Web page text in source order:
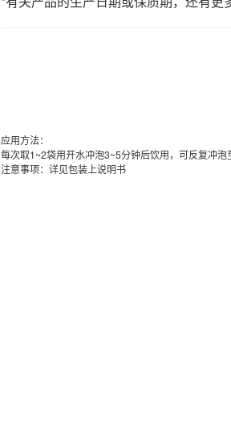
应用方法：
每次取1~2袋用开水冲泡3~5分钟后饮用，可反复冲泡
注意事项：详见包装上说明书